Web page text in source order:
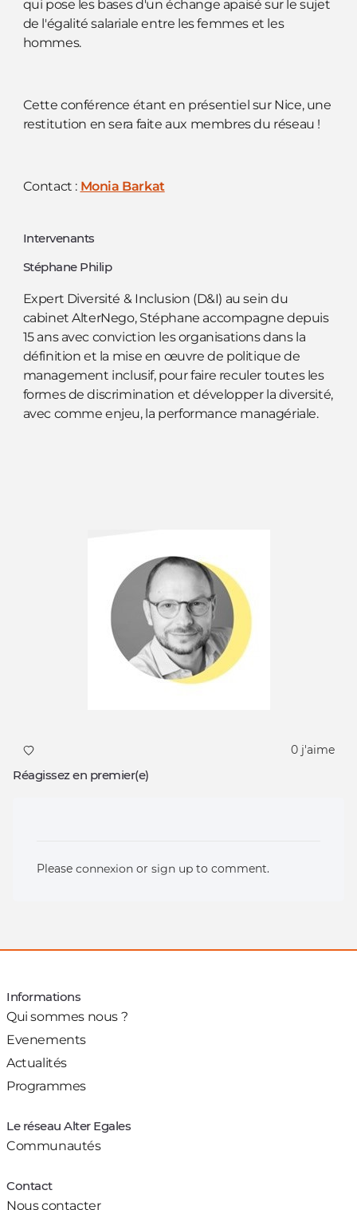
qui pose les bases d'un échange apaisé sur le sujet
de l'égalité salariale entre les femmes et les
hommes.
Cette conférence étant en présentiel sur Nice, une
restitution en sera faite aux membres du réseau !
Contact : Monia Barkat
Intervenants
Stéphane Philip
Expert Diversité & Inclusion (D&I) au sein du
cabinet AlterNego, Stéphane accompagne depuis
15 ans avec conviction les organisations dans la
définition et la mise en œuvre de politique de
management inclusif, pour faire reculer toutes les
formes de discrimination et développer la diversité,
avec comme enjeu, la performance managériale.
0 j'aime
Réagissez en premier(e)
Please connexion or sign up to comment.
Informations
Qui sommes nous ?
Evenements
Actualités
Programmes
Le réseau Alter Egales
Communautés
Contact
Nous contacter